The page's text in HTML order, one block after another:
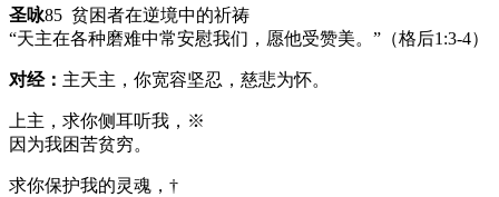
圣咏85 贫困者在逆境中的祈祷
“天主在各种磨难中常安慰我们，愿他受赞美。”（格后1:3-4）
对经： 主天主，你宽容坚忍，慈悲为怀。
上主，求你侧耳听我，※
因为我困苦贫穷。
求你保护我的灵魂，†